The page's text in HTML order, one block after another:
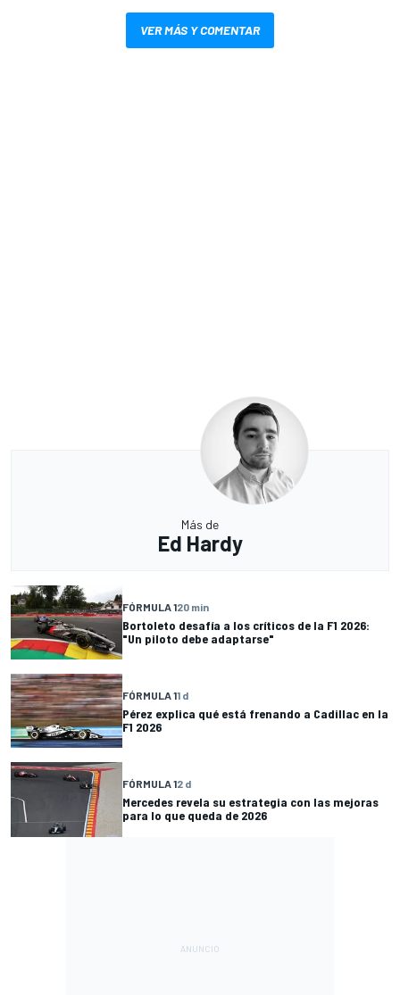
VER MÁS Y COMENTAR
Más de
Ed Hardy
FÓRMULA 120 min
Bortoleto desafía a los críticos de la F1 2026:
"Un piloto debe adaptarse"
FÓRMULA 11 d
Pérez explica qué está frenando a Cadillac en la
F1 2026
FÓRMULA 12 d
Mercedes revela su estrategia con las mejoras
para lo que queda de 2026